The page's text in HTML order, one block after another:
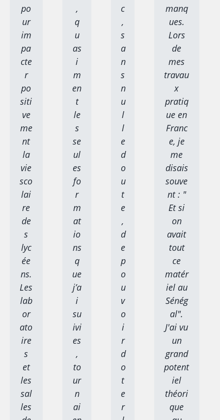
po
ur
im
pa
cte
r
po
siti
ve
me
nt
la
vie
sco
lai
re
de
s
lyc
ée
ns.
Les
lab
or
ato
ire
s
et
les
sal
les
,
q
u
as
i
m
en
t
le
s
se
ul
es
fo
r
m
at
io
ns
q
ue
j’a
i
su
ivi
es
,
to
ur
n
ai
c
,
s
a
n
s
n
u
l
l
e
d
o
u
t
e
,
d
e
p
o
u
v
o
i
r
d
o
t
e
r
manq
ues.
Lors
de
mes
travau
x
pratiq
ue en
Franc
e, je
me
disais
souve
nt : "
Et si
on
avait
tout
ce
matér
iel au
Sénég
al".
J'ai vu
un
grand
potent
iel
théori
que